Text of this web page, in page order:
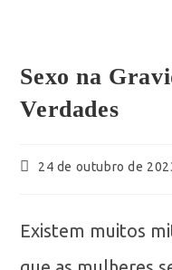
Sexo na
Verdades
24 de outubro de
Existem muitos